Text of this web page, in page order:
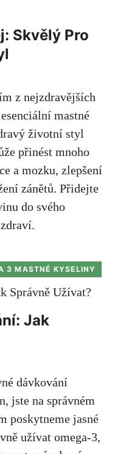
Skvělý Pro
z nejzdravějších
mastné
životní styl
přinést mnoho
a mozku, zlepšení
zánětů. Přidejte
do svého
3 MASTNÉ KYSELINY
Jak
dávkování
jste na správném
poskytneme jasné
užívat omega-3,